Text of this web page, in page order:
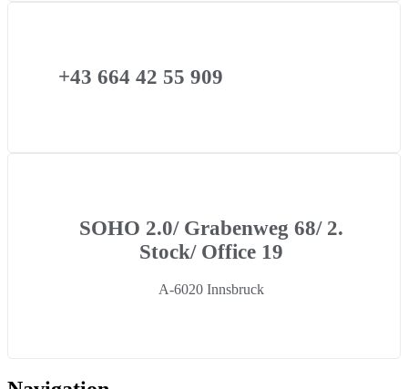
+43 664 42 55 909
SOHO 2.0/ Grabenweg 68/ 2.
Stock/ Office 19
A-6020 Innsbruck